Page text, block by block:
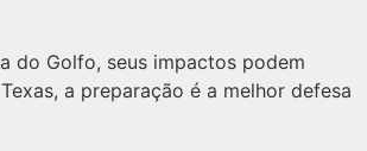
do Golfo, seus impactos podem
a preparação é a melhor defesa